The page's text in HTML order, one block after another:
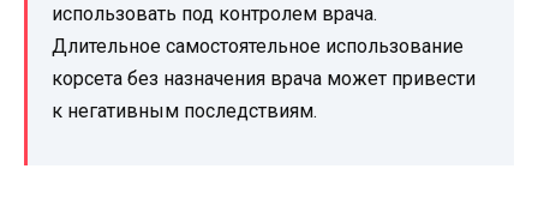
использовать под контролем врача.
Длительное самостоятельное использование
корсета без назначения врача может привести
к негативным последствиям.